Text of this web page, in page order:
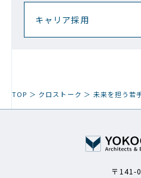
キャリア採用
TOP クロストーク 未来を担う若
〒141-